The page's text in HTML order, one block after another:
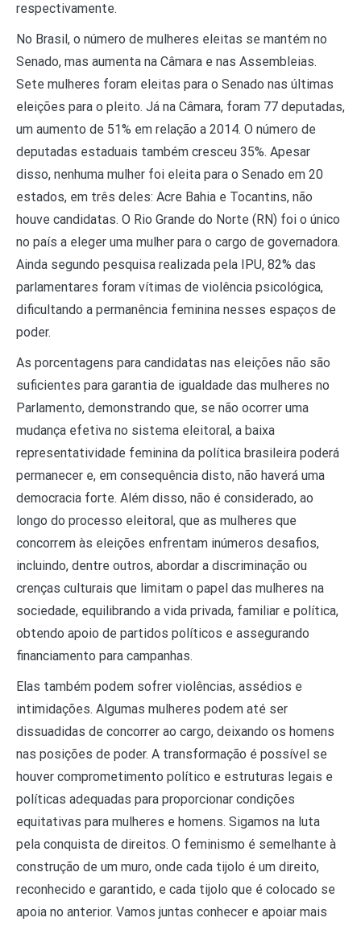
respectivamente.
No Brasil, o número de mulheres eleitas se mantém no
Senado, mas aumenta na Câmara e nas Assembleias.
Sete mulheres foram eleitas para o Senado nas últimas
eleições para o pleito. Já na Câmara, foram 77 deputadas,
um aumento de 51% em relação a 2014. O número de
deputadas estaduais também cresceu 35%. Apesar
disso, nenhuma mulher foi eleita para o Senado em 20
estados, em três deles: Acre Bahia e Tocantins, não
houve candidatas. O Rio Grande do Norte (RN) foi o único
no país a eleger uma mulher para o cargo de governadora.
Ainda segundo pesquisa realizada pela IPU, 82% das
parlamentares foram vítimas de violência psicológica,
dificultando a permanência feminina nesses espaços de
poder.
As porcentagens para candidatas nas eleições não são
suficientes para garantia de igualdade das mulheres no
Parlamento, demonstrando que, se não ocorrer uma
mudança efetiva no sistema eleitoral, a baixa
representatividade feminina da política brasileira poderá
permanecer e, em consequência disto, não haverá uma
democracia forte. Além disso, não é considerado, ao
longo do processo eleitoral, que as mulheres que
concorrem às eleições enfrentam inúmeros desafios,
incluindo, dentre outros, abordar a discriminação ou
crenças culturais que limitam o papel das mulheres na
sociedade, equilibrando a vida privada, familiar e política,
obtendo apoio de partidos políticos e assegurando
financiamento para campanhas.
Elas também podem sofrer violências, assédios e
intimidações. Algumas mulheres podem até ser
dissuadidas de concorrer ao cargo, deixando os homens
nas posições de poder. A transformação é possível se
houver comprometimento político e estruturas legais e
políticas adequadas para proporcionar condições
equitativas para mulheres e homens. Sigamos na luta
pela conquista de direitos. O feminismo é semelhante à
construção de um muro, onde cada tijolo é um direito,
reconhecido e garantido, e cada tijolo que é colocado se
apoia no anterior. Vamos juntas conhecer e apoiar mais